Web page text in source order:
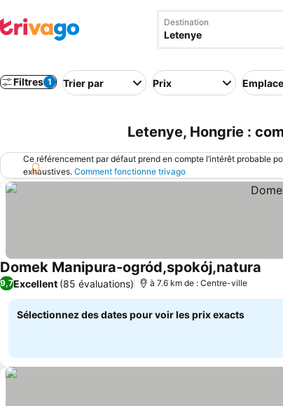
Destination
Filtres 1 Trier par Prix
Letenye, Hongrie :
Ce référencement par défaut prend en compte l’intérêt probable
exhaustives. Comment fonctionne trivago
Domek Manipura-ogród,spokój,natura
9,7Excellent (85 évaluations) à 7.6 km de : Centre-ville
Sélectionnez des dates pour voir les prix exacts